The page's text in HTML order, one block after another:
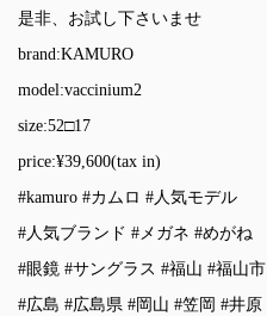
是非、お試し下さいませ
brand:KAMURO
model:vaccinium2
size:52□17
price:¥39,600(tax in)
#kamuro #カムロ #人気モデル
#人気ブランド #メガネ #めがね
#眼鏡 #サングラス #福山 #福山市
#広島 #広島県 #岡山 #笠岡 #井原